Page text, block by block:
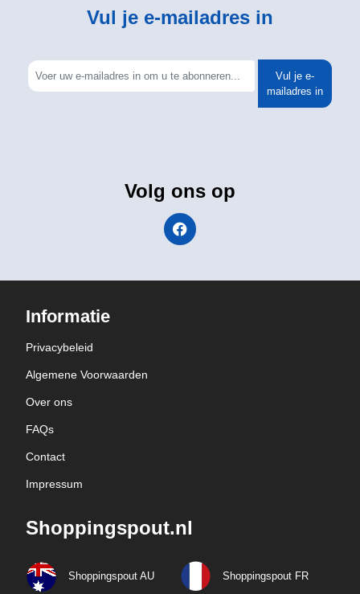
Vul je e-mailadres in
Vul je e-
mailadres in
Volg ons op
Informatie
Privacybeleid
Algemene Voorwaarden
Over ons
FAQs
Contact
Impressum
Shoppingspout.nl
Shoppingspout AU Shoppingspout FR